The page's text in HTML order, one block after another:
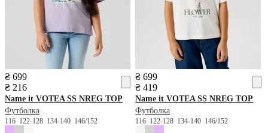
₴ 699
₴ 216
Name it VOTEA SS NREG TOP
Футболка
116 122-128 134-140 146/152
₴ 699
₴ 419
Name it VOTEA SS NREG TOP
Футболка
116 122-128 134-140 146/152